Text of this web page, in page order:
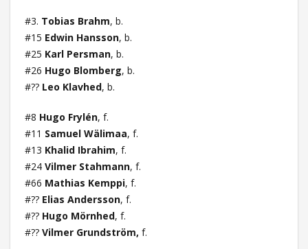
#3. Tobias Brahm, b.
#15 Edwin Hansson, b.
#25 Karl Persman, b.
#26 Hugo Blomberg, b.
#?? Leo Klavhed, b.
#8 Hugo Frylén, f.
#11 Samuel Wälimaa, f.
#13 Khalid Ibrahim, f.
#24 Vilmer Stahmann, f.
#66 Mathias Kemppi, f.
#?? Elias Andersson, f.
#?? Hugo Mörnhed, f.
#?? Vilmer Grundström, f.